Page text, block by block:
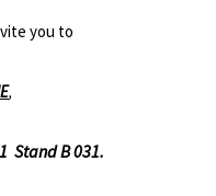
you to
,
Stand B 031.